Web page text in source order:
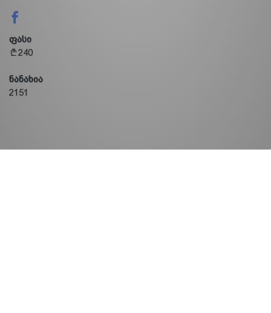
ფასი
240
ნანახია
2151